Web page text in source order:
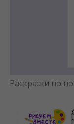
Раскраски по